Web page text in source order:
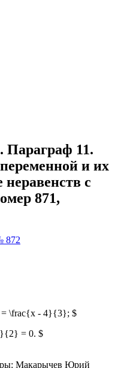
Параграф 11.
и их
с
871,
872
\frac{x - 4}{3}; $
= 0. $